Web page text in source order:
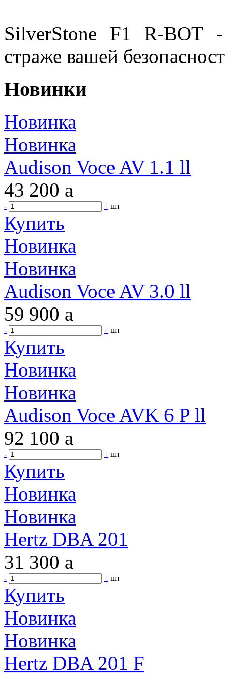
SilverStone F1 R-BOT
страже вашей
Новинки
Новинка
Новинка
Audison Voce AV 1.1 ll
43 200 a
- + шт
Купить
Новинка
Новинка
Audison Voce AV 3.0 ll
59 900 a
- + шт
Купить
Новинка
Новинка
Audison Voce AVK 6 P ll
92 100 a
- + шт
Купить
Новинка
Новинка
Hertz DBA 201
31 300 a
- + шт
Купить
Новинка
Новинка
Hertz DBA 201 F